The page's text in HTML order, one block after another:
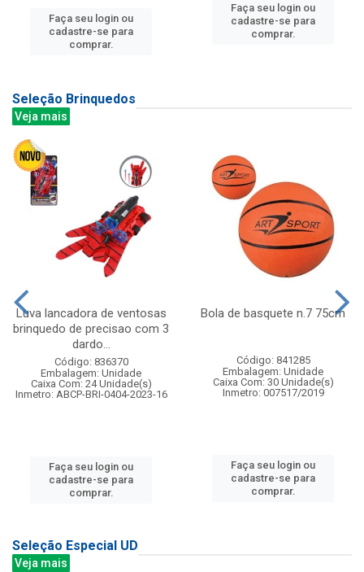
Faça seu login ou
cadastre-se para
comprar.
Faça seu login ou
cadastre-se para
comprar.
Seleção Brinquedos
Veja mais
Luva lancadora de ventosas
brinquedo de precisao com 3
dardo...
Código: 836370
Embalagem: Unidade
Caixa Com: 24 Unidade(s)
Inmetro: ABCP-BRI-0404-2023-16
Faça seu login ou
cadastre-se para
comprar.
Bola de basquete n.7 75cm
Código: 841285
Embalagem: Unidade
Caixa Com: 30 Unidade(s)
Inmetro: 007517/2019
Faça seu login ou
cadastre-se para
comprar.
Seleção Especial UD
Veja mais